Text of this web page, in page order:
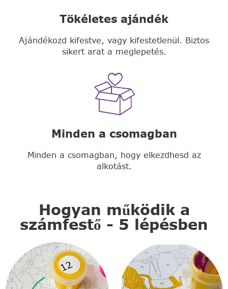
Tökéletes ajándék
Ajándékozd kifestve, vagy kifestetlenül. Biztos
sikert arat a meglepetés.
Minden a csomagban
Minden a csomagban, hogy elkezdhesd az
alkotást.
Hogyan működik a
számfestő - 5 lépésben